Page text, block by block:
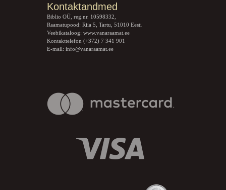
Kontaktandmed
Biblio OÜ, reg.nr. 10598332,
Raamatupood: Riia 5, Tartu, 51010 Eesti
Veebikataloog: www.vanaraamat.ee
Kontakttelefon (+372) 7 341 901
E-mail: info@vanaraamat.ee